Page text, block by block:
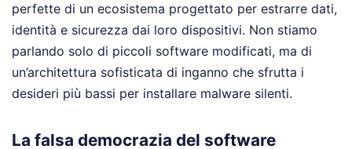
perfette di un ecosistema progettato per estrarre dati,
identità e sicurezza dai loro dispositivi. Non stiamo
parlando solo di piccoli software modificati, ma di
un’architettura sofisticata di inganno che sfrutta i
desideri più bassi per installare malware silenti.
La falsa democrazia del software